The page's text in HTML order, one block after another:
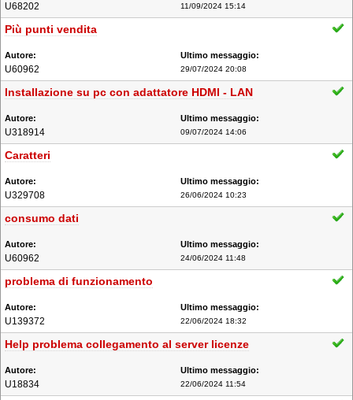
U68202 11/09/2024 15:14
Più punti vendita
U60962 29/07/2024 20:08
Installazione su pc con adattatore HDMI - LAN
U318914 09/07/2024 14:06
Caratteri
U329708 26/06/2024 10:23
consumo dati
U60962 24/06/2024 11:48
problema di funzionamento
U139372 22/06/2024 18:32
Help problema collegamento al server licenze
U18834 22/06/2024 11:54